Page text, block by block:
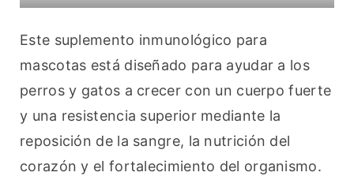
Este suplemento inmunológico para
mascotas está diseñado para ayudar a los
perros y gatos a crecer con un cuerpo fuerte
y una resistencia superior mediante la
reposición de la sangre, la nutrición del
corazón y el fortalecimiento del organismo.